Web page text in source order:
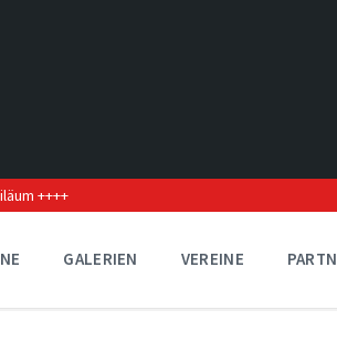
++++
GALERIEN VEREINE